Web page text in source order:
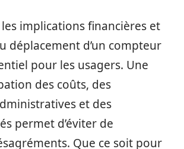
implications financières et
déplacement d’un compteur
pour les usagers. Une
des coûts, des
et des
permet d’éviter de
Que ce soit pour